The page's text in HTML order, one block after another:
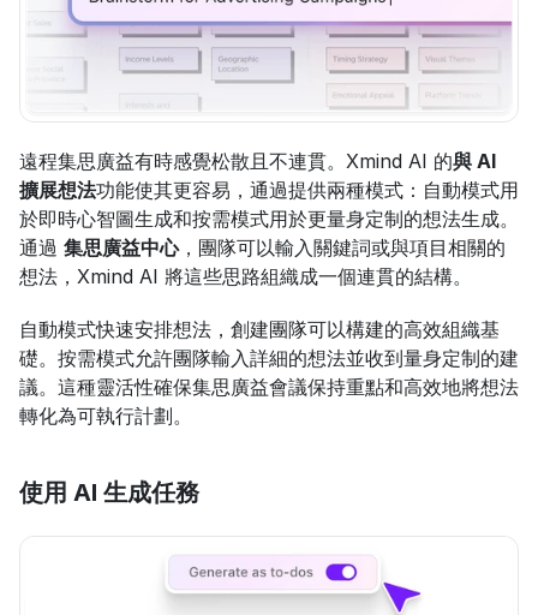
遠程集思廣益有時感覺松散且不連貫。Xmind AI 的與 AI
擴展想法功能使其更容易，通過提供兩種模式：自動模式用
於即時心智圖生成和按需模式用於更量身定制的想法生成。
通過 集思廣益中心，團隊可以輸入關鍵詞或與項目相關的
想法，Xmind AI 將這些思路組織成一個連貫的結構。
自動模式快速安排想法，創建團隊可以構建的高效組織基
礎。按需模式允許團隊輸入詳細的想法並收到量身定制的建
議。這種靈活性確保集思廣益會議保持重點和高效地將想法
轉化為可執行計劃。
使用 AI 生成任務